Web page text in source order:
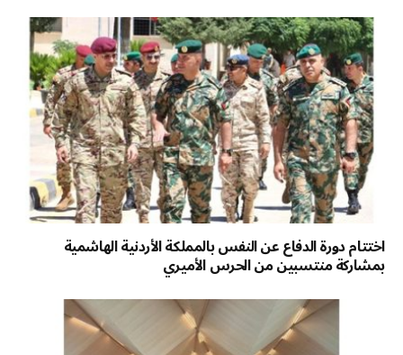
اختتام دورة الدفاع عن النفس بالمملكة الأردنية الهاشمية
بمشاركة منتسبين من الحرس الأميري